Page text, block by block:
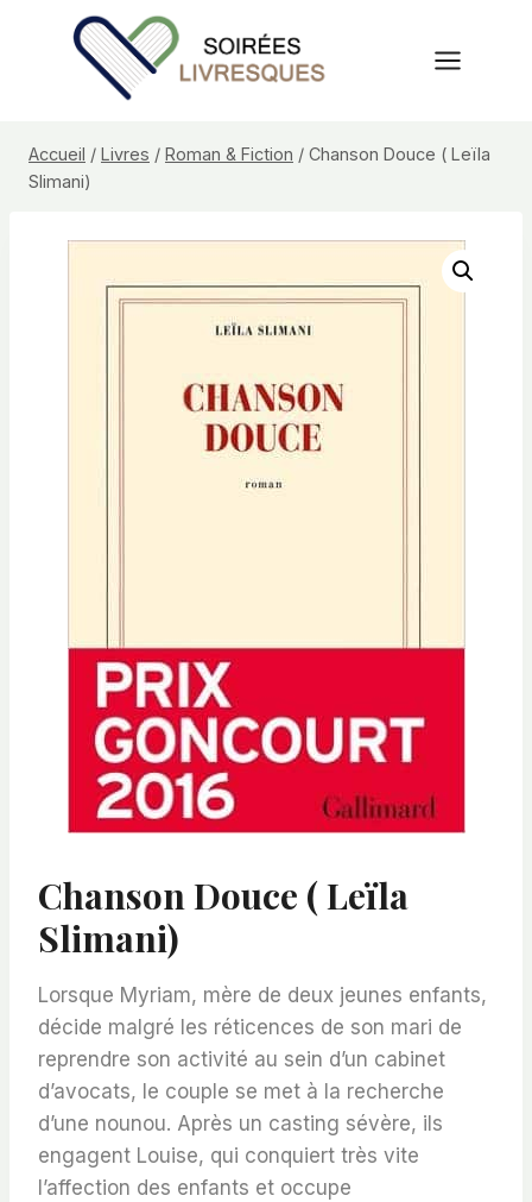
Accueil / Livres / Roman & Fiction / Chanson Douce ( Leïla
Slimani)
Chanson Douce ( Leïla
Slimani)
Lorsque Myriam, mère de deux jeunes enfants,
décide malgré les réticences de son mari de
reprendre son activité au sein d’un cabinet
d’avocats, le couple se met à la recherche
d’une nounou. Après un casting sévère, ils
engagent Louise, qui conquiert très vite
l’affection des enfants et occupe